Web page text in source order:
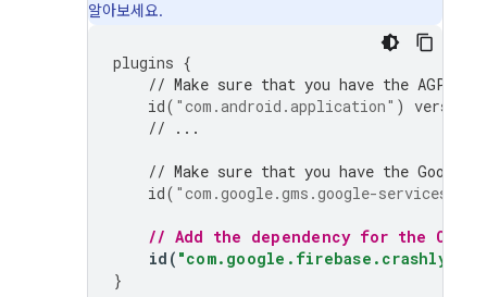
알아보세요.
plugins {
// Make sure that you have the AGP
id( "com.android.application" ) version
// ...
// Make sure that you have the Google
id( "com.google.gms.google-services"
// Add the dependency for the
id (
}